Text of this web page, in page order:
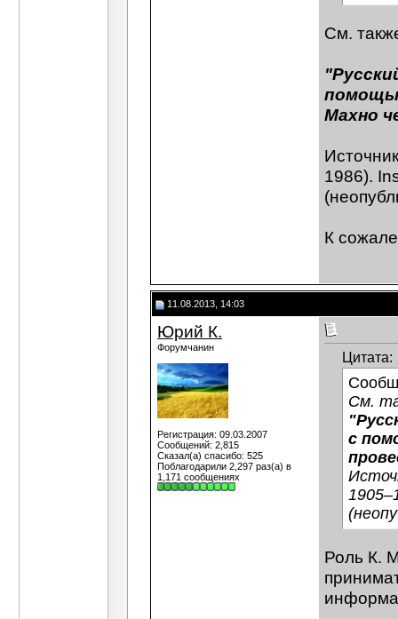
См.
Махно
1986).
К
11.08.2013, 14:03
Юрий К.
Форумчанин
Регистрация: 09.03.2007
Сообщений: 2,815
Сказал(а) спасибо: 525
Поблагодарили 2,297 раз(а) в
1,171 сообщениях
Цитата:
См.
с
Роль К.